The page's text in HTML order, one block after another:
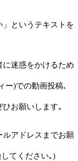
」というテキストを
に迷惑をかけるため
ー)での動画投稿､
お願いします｡
ルアドレスまでお願
てください｡)